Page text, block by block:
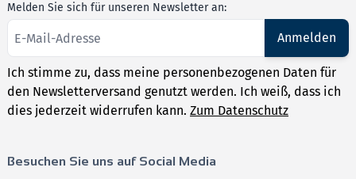
Melden Sie sich für unseren Newsletter an:
Anmelden
Ich stimme zu, dass meine personenbezogenen Daten für
den Newsletterversand genutzt werden. Ich weiß, dass ich
dies jederzeit widerrufen kann. Zum Datenschutz
Besuchen Sie uns auf Social Media